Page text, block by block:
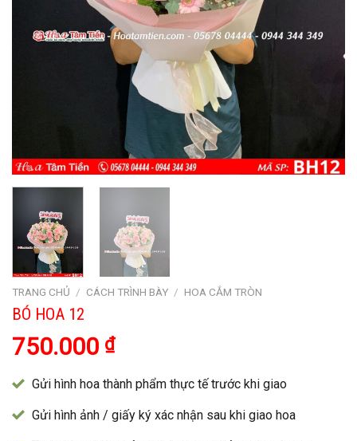
TRANG CHỦ / CÁCH TRÌNH BÀY / HOA CẮM TRÒN
BÓ HOA 12
750.000 ₫
Gửi hình hoa thành phẩm thực tế trước khi giao
Gửi hình ảnh / giấy ký xác nhận sau khi giao hoa